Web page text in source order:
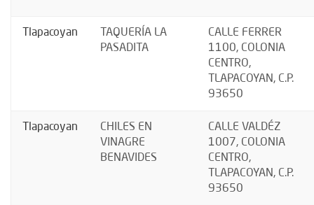
Tlapacoyan
TAQUERÍA LA
PASADITA
CALLE FERRER
1100, COLONIA
CENTRO,
TLAPACOYAN, C.P.
93650
Tlapacoyan
CHILES EN
VINAGRE
BENAVIDES
CALLE VALDÉZ
1007, COLONIA
CENTRO,
TLAPACOYAN, C.P.
93650